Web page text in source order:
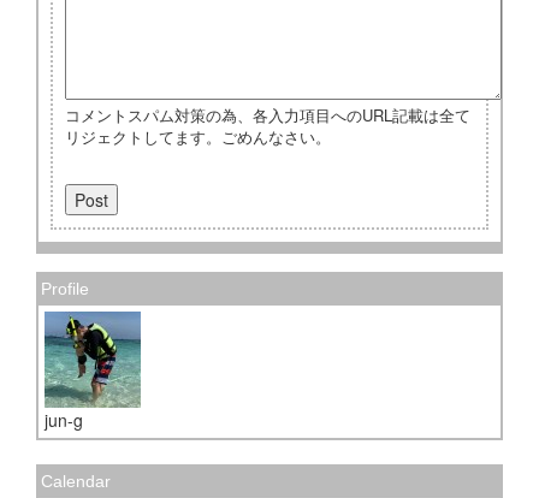
コメントスパム対策の為、各入力項目へのURL記載は全て
リジェクトしてます。ごめんなさい。
Profile
jun-g
Calendar